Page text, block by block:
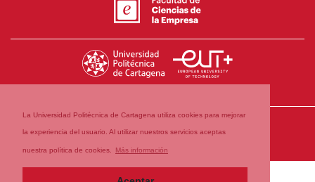
La Universidad Politécnica de Cartagena utiliza cookies para mejorar
la experiencia del usuario. Al utilizar nuestros servicios aceptas
nuestra política de cookies. Más información